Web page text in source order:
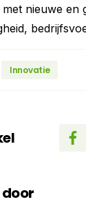
nieuwe en
Innovatie